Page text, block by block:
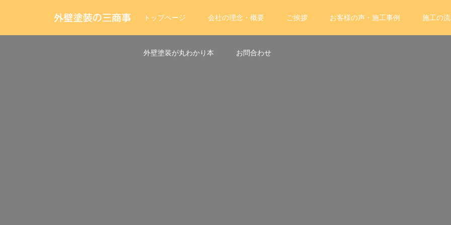
トップページ 会社の理念・概要 ご挨拶 お客様の声・施工事例 施工の
外壁塗装が丸わかり本 お問合わせ